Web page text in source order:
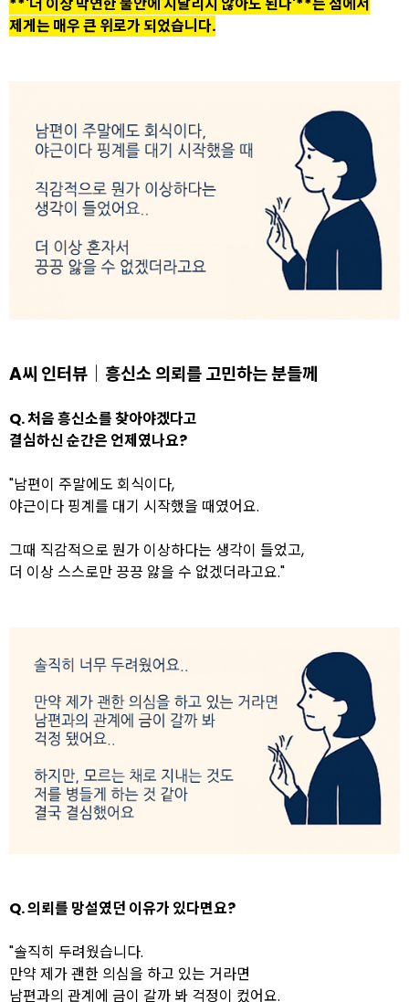
제게는 매우 큰 위로가 되었습니다.
A씨 인터뷰｜흥신소 의뢰를 고민하는 분들께
Q. 처음 흥신소를 찾아야겠다고
결심하신 순간은 언제였나요?
"남편이 주말에도 회식이다,
야근이다 핑계를 대기 시작했을 때였어요.
그때 직감적으로 뭔가 이상하다는 생각이 들었고,
더 이상 스스로만 끙끙 앓을 수 없겠더라고요."
Q. 의뢰를 망설였던 이유가 있다면요?
"솔직히 두려웠습니다.
만약 제가 괜한 의심을 하고 있는 거라면
남편과의 관계에 금이 갈까 봐 걱정이 컸어요.